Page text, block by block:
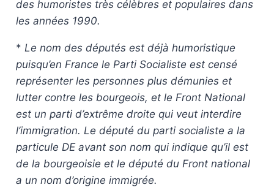
des humoristes très célèbres et populaires dans
les années 1990.
* Le nom des députés est déjà humoristique
puisqu’en France le Parti Socialiste est censé
représenter les personnes plus démunies et
lutter contre les bourgeois, et le Front National
est un parti d’extrême droite qui veut interdire
l’immigration. Le député du parti socialiste a la
particule DE avant son nom qui indique qu’il est
de la bourgeoisie et le député du Front national
a un nom d’origine immigrée.